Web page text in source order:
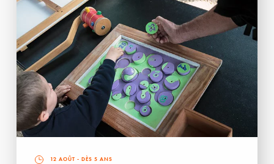
12 AOÛT - DÈS 5 ANS